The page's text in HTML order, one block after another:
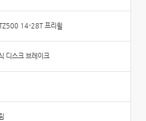
14-28T 프리휠
디스크 브레이크